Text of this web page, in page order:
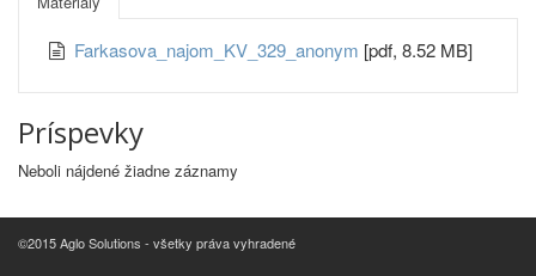
Farkasova_najom_KV_329_anonym [pdf, 8.52 MB]
Príspevky
Neboli nájdené žiadne záznamy
©2015 Aglo Solutions - všetky práva vyhradené